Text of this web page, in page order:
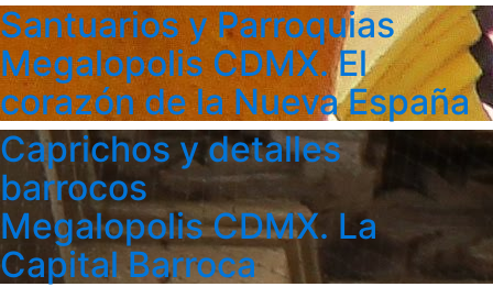
Santuarios y Parroquias
Megalopolis CDMX. El
corazón de la Nueva España
Caprichos y detalles
barrocos
Megalopolis CDMX. La
Capital Barroca